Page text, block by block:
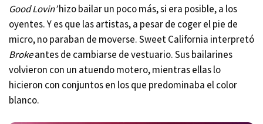
Good Lovin’hizo bailar un poco más, si era posible, a los
oyentes. Y es que las artistas, a pesar de coger el pie de
micro, no paraban de moverse. Sweet California interpretó
Brokeantes de cambiarse de vestuario. Sus bailarines
volvieron con un atuendo motero, mientras ellas lo
hicieron con conjuntos en los que predominaba el color
blanco.